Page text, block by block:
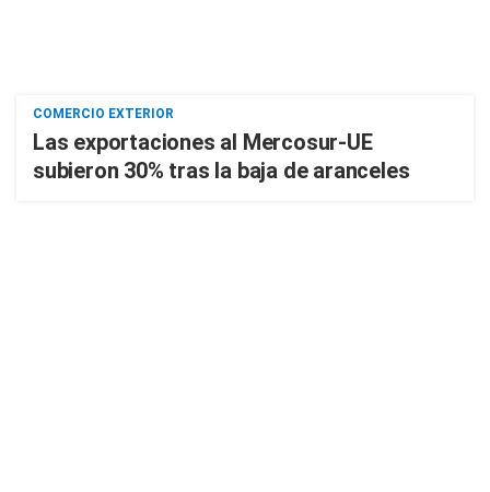
COMERCIO EXTERIOR
Las exportaciones al Mercosur-UE
subieron 30% tras la baja de aranceles